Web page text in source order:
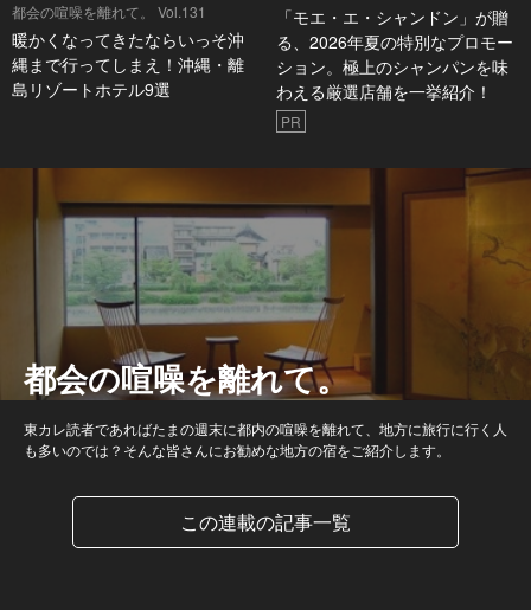
都会の喧噪を離れて。 Vol.131
暖かくなってきたならいっそ沖
縄まで行ってしまえ！沖縄・離
島リゾートホテル9選
「モエ・エ・シャンドン」が贈
る、2026年夏の特別なプロモー
ション。極上のシャンパンを味
わえる厳選店舗を一挙紹介！
PR
都会の喧噪を離れて。
東カレ読者であればたまの週末に都内の喧噪を離れて、地方に旅行に行く人
も多いのでは？そんな皆さんにお勧めな地方の宿をご紹介します。
この連載の記事一覧